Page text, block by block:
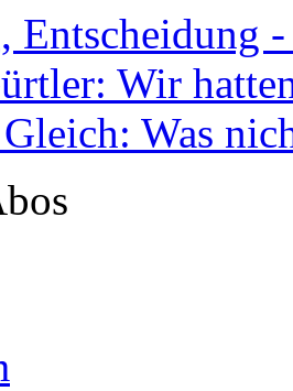
Entscheidung
Wir
Was